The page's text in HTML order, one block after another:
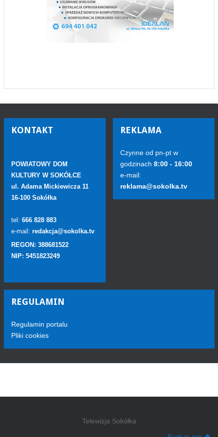
KONTAKT
POWIATOWY DOM
KULTURY W SOKÓŁCE
ul. Adama Mickiewicza 11
16-100 Sokółka
tel: 666 828 883
e-mail: redakcja@sokolka.tv
REGON: 388681522
NIP: 5451823249
REKLAMA
Czynne od pn-pt w
godzinach 8:00 - 16:00
e-mail:
reklama@sokolka.tv
REGULAMIN
Regulamin portalu
Pliki cookies
Telewizja Sokółka